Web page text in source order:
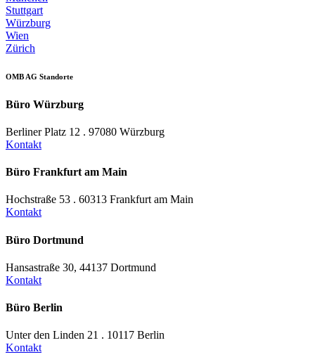
Stuttgart
Würzburg
Wien
Zürich
OMB AG Standorte
Büro Würzburg
Berliner Platz 12 . 97080 Würzburg
Kontakt
Büro Frankfurt am Main
Hochstraße 53 . 60313 Frankfurt am Main
Kontakt
Büro Dortmund
Hansastraße 30, 44137 Dortmund
Kontakt
Büro Berlin
Unter den Linden 21 . 10117 Berlin
Kontakt